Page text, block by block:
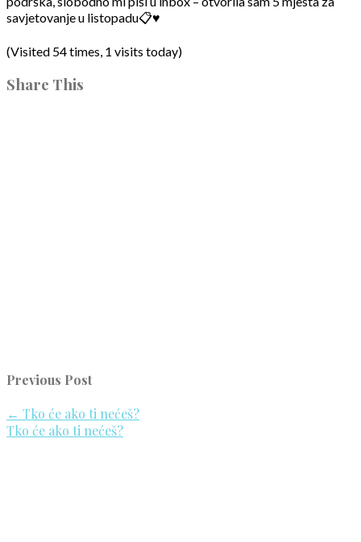
savjetovanje u listopadu📋♥️
(Visited 54 times, 1 visits today)
Share This
Previous Post
← Tko će ako ti nećeš?
Tko će ako ti nećeš?